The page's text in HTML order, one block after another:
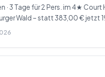
· 3 Tage für 2 Pers. im 4★ Court
Wald – statt 383,00 € jetzt